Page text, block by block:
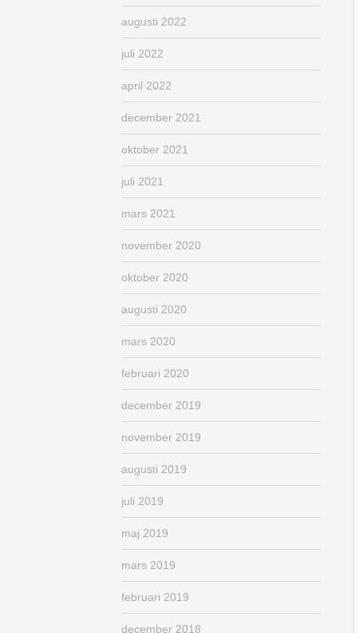
augusti 2022
juli 2022
april 2022
december 2021
oktober 2021
juli 2021
mars 2021
november 2020
oktober 2020
augusti 2020
mars 2020
februari 2020
december 2019
november 2019
augusti 2019
juli 2019
maj 2019
mars 2019
februari 2019
december 2018